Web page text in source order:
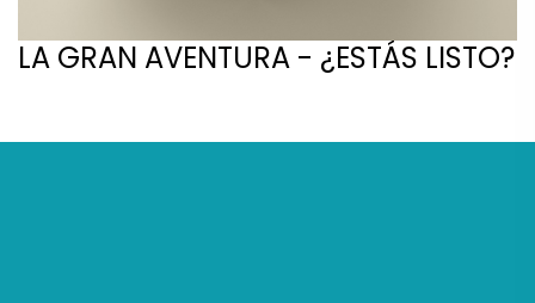
LA GRAN AVENTURA - ¿ESTÁS LISTO?